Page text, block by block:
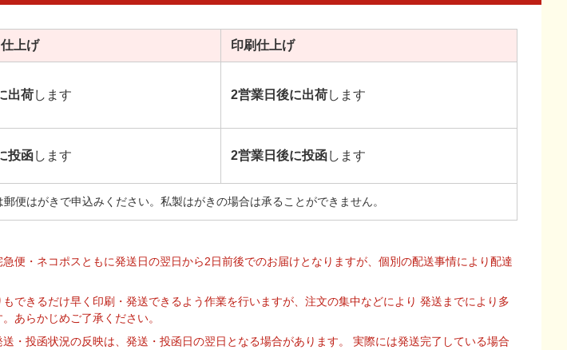
仕上げ 印刷仕上げ
出荷します 2営業日後に出荷します
投函します 2営業日後に投函します
便はがきで申込みください。私製はがきの場合は承ることができません。
便・ネコポスともに発送日の翌日から2日前後でのお届けとなりますが、個別の配送事情により配達
できるだけ早く印刷・発送できるよう作業を行いますが、注文の集中などにより 発送までにより多
あらかじめご了承ください。
・投函状況の反映は、発送・投函日の翌日となる場合があります。 実際には発送完了している場合